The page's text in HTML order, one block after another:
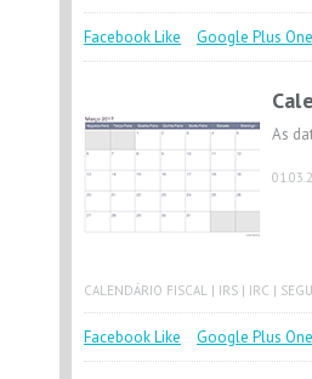
Facebook Like Google Plus One
As
CALENDÁRIO FISCAL | IRS | IRC |
Facebook Like Google Plus One